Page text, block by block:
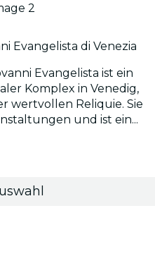
2
Evangelista di Venezia
Evangelista ist ein
Komplex in Venedig,
wertvollen Reliquie. Sie
und ist ein...